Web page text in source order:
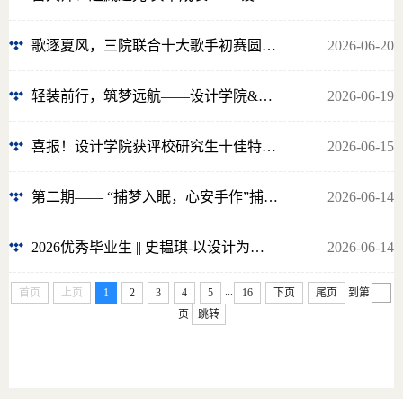
歌逐夏风，三院联合十大歌手初赛圆满落幕，八强选手荣耀晋级！ 2026-06-20
轻装前行，筑梦远航——设计学院&数学学院毕业季打包收纳活动顺利开展 2026-06-19
喜报！设计学院获评校研究生十佳特色团日 2026-06-15
第二期—— “捕梦入眠，心安手作”捕梦网制作活动 2026-06-14
2026优秀毕业生 || 史韫琪-以设计为笔，绘就青春担当 2026-06-14
首页 上页 1 2 3 4 5 ... 16 下页 尾页
到第
页
跳转